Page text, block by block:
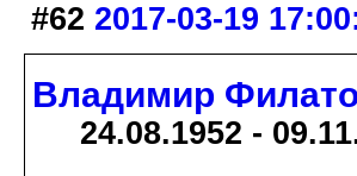
#62 2017-03-19
Владимир
24.08.1952 -